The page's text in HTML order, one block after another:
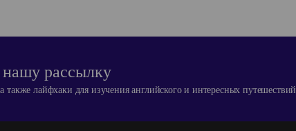
рассылку
лайфхаки для изучения английского и интересных путешествий.